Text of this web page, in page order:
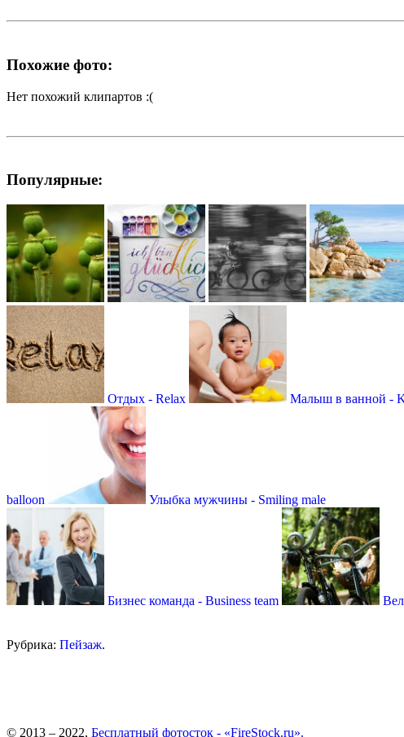
Похожие фото:
Нет похожий клипартов :(
Популярные:
Отдых - Relax Малыш в ванной -
balloon Улыбка мужчины - Smiling male
Бизнес команда - Business team
Рубрика: Пейзаж.
© 2013 – 2022, Бесплатный фотосток - «FireStock.ru».